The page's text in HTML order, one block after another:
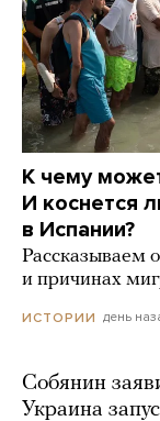
К чему
И коснется
в Испании?
Рассказываем
и причинах
ИСТОРИИ день
Собянин
Украина